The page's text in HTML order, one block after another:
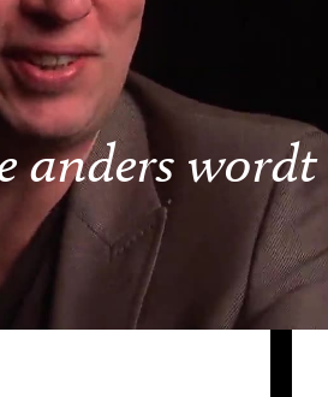
anders wordt